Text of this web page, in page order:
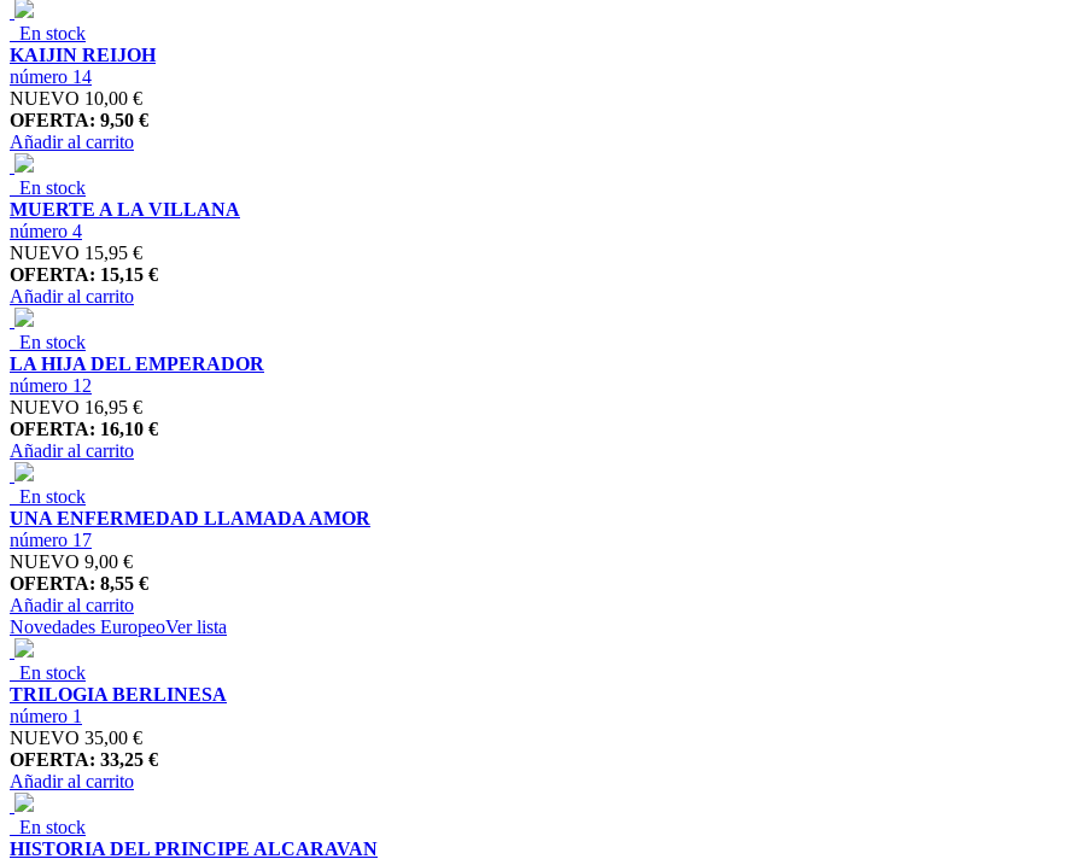
En stock
KAIJIN REIJOH
número 14
NUEVO 10,00 €
OFERTA: 9,50 €
Añadir al carrito
En stock
MUERTE A LA VILLANA
número 4
NUEVO 15,95 €
OFERTA: 15,15 €
Añadir al carrito
En stock
LA HIJA DEL EMPERADOR
número 12
NUEVO 16,95 €
OFERTA: 16,10 €
Añadir al carrito
En stock
UNA ENFERMEDAD LLAMADA AMOR
número 17
NUEVO 9,00 €
OFERTA: 8,55 €
Añadir al carrito
Novedades EuropeoVer lista
En stock
TRILOGIA BERLINESA
número 1
NUEVO 35,00 €
OFERTA: 33,25 €
Añadir al carrito
En stock
HISTORIA DEL PRINCIPE ALCARAVAN